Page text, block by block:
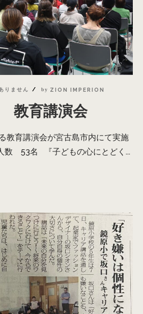
りません by ZION IMPERION
教育講演会
教育講演会が宮古島市内にて実施
数 53名 『子どもの心にとどく...